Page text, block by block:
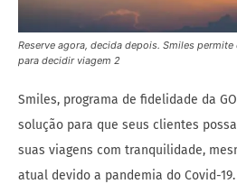
Reserve agora, decida depois. Smiles
para decidir viagem 2
Smiles, programa de fidelidade da
solução para que seus clientes
suas viagens com tranquilidade,
atual devido a pandemia do Covid-